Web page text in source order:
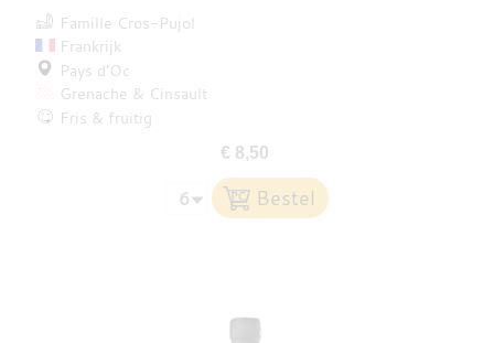
Famille Cros-Pujol
Frankrijk
Pays d’Oc
Grenache
Cinsault
Fris & fruitig
€ 8,50